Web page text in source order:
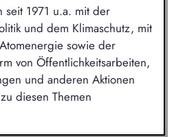
seit 1971 u.a. mit der
und dem Klimaschutz, mit
sowie der
von Öffentlichkeitsarbeiten,
und anderen Aktionen
diesen Themen